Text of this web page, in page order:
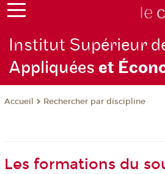
Institut Supérieur
Appliquéeset
Accueil Rechercher par discipline
Les formations du